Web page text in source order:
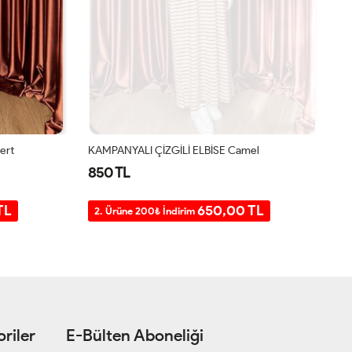
KAMPANYALI ÇİZGİLİ ELBİSE Camel
850 TL
2. Ürüne 200₺ İndirim 650,00 TL
E-Bülten Aboneliği